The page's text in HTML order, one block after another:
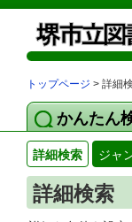
トップページ > 詳細
かんたん
詳細検索 ジャ
詳細検索